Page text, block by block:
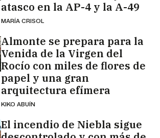
atasco en la AP-4 y la A-49
MARÍA CRISOL
Almonte se prepara para la
Venida de la Virgen del
Rocío con miles de flores de
papel y una gran
arquitectura efímera
KIKO ABUÍN
El incendio de Niebla sigue